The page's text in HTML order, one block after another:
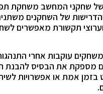
שחקני המחשב משחקת
של השחקנים
תקשורת מאפשרים
עוקבות אחרי
מספקת את הבסיס להבנת
אמת או אפשרויות